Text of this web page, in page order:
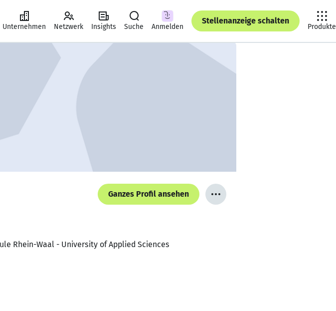
Unternehmen Netzwerk Insights Suche Anmelden
Stellenanzeige schalten
Produkte
Ganzes Profil ansehen
Rhein-Waal - University of Applied Sciences